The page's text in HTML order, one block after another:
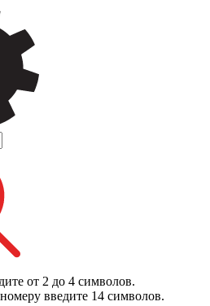
от 2 до 4 символов.
введите 14 символов.